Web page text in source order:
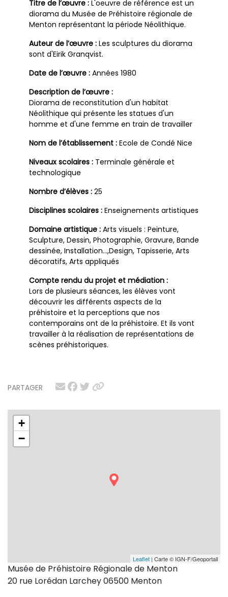
PARTAGER
+
−
Leaflet | Carte © IGN-F/Geoportail
Musée de Préhistoire Régionale de Menton
20 rue Lorédan Larchey 06500 Menton
Titre de l’œuvre : L'oeuvre de référence est un
diorama du Musée de Préhistoire régionale de
Menton représentant la période Néolithique.
Auteur de l’œuvre : Les sculptures du diorama
sont d'Eirik Granqvist.
Date de l’œuvre : Années 1980
Description de l’œuvre :
Diorama de reconstitution d'un habitat
Néolithique qui présente les statues d'un
homme et d'une femme en train de travailler
Nom de l’établissement : Ecole de Condé Nice
Niveaux scolaires : Terminale générale et
technologique
Nombre d’élèves : 25
Disciplines scolaires : Enseignements artistiques
Domaine artistique : Arts visuels : Peinture,
Sculpture, Dessin, Photographie, Gravure, Bande
dessinée, Installation…,Design, Tapisserie, Arts
décoratifs, Arts appliqués
Compte rendu du projet et médiation :
Lors de plusieurs séances, les élèves vont
découvrir les différents aspects de la
préhistoire et la perceptions que nos
contemporains ont de la préhistoire. Et ils vont
travailler à la réalisation de représentations de
scènes préhistoriques.